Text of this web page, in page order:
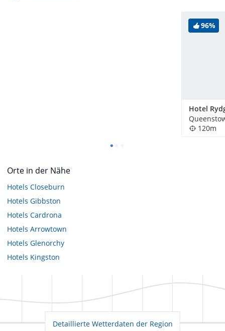
96%
120m
Orte in der Nähe
Hotels Closeburn
Hotels Gibbston
Hotels Cardrona
Hotels Arrowtown
Hotels Glenorchy
Hotels Kingston
Detaillierte Wetterdaten der Region